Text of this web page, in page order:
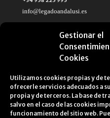
Gestionar el
Cookies
Utilizamos cookies propias y de
ofrecerle servicios adecuados a
propia y de terceros. La base de
salvo en el caso de las cookies
funcionamiento del sitio web.
info@legadoandalusi.es